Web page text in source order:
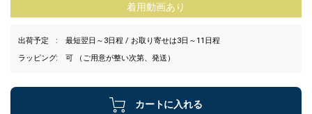
着用動画あり
出荷予定
最短翌日～3日程 / お取り寄せは3日～11日程
ラッピング
可 （ご用意が整い次第、発送）
カートに入れる